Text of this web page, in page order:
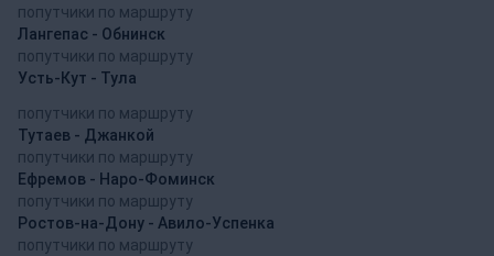
попутчики по маршруту
Лангепас - Обнинск
попутчики по маршруту
Усть-Кут - Тула
попутчики по маршруту
Тутаев - Джанкой
попутчики по маршруту
Ефремов - Наро-Фоминск
попутчики по маршруту
Ростов-на-Дону - Авило-Успенка
попутчики по маршруту